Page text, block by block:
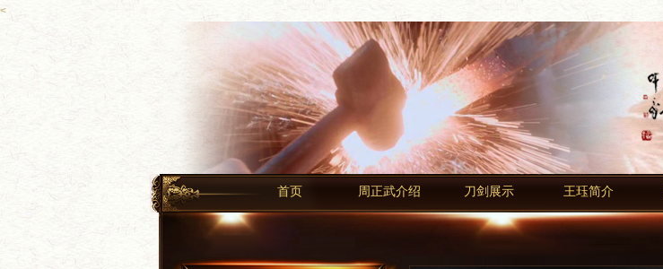
<
首页 周正武介绍 刀剑展示 王珏简介